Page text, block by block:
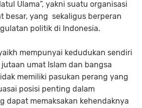
Ulama”, yakni suatu organisasi
besar, yang sekaligus berperan
politik di Indonesia.
mempunyai kedudukan sendiri
umat Islam dan bangsa
memiliki pasukan perang yang
posisi penting dalam
dapat memaksakan kehendaknya